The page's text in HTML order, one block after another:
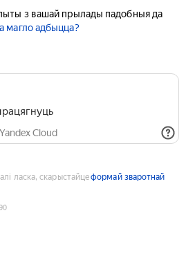
з вашай прылады падобныя да
магло адбыцца?
Cloud
ласка, скарыстайцеформай зваротнай